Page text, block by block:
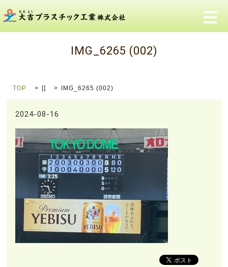
メ
IMG_6265 (002)
TOP [] IMG_6265 (002)
2024-08-16